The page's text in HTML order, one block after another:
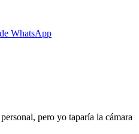
WhatsApp
pero yo taparía la cámara